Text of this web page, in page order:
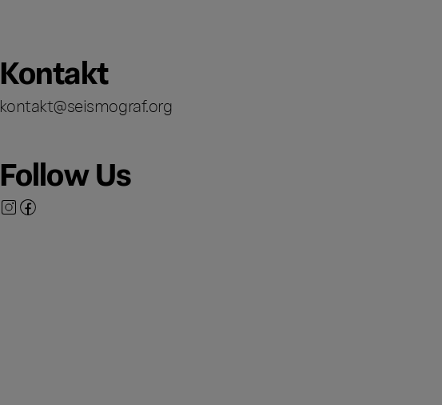
Kontakt
kontakt@seismograf.org
Follow Us